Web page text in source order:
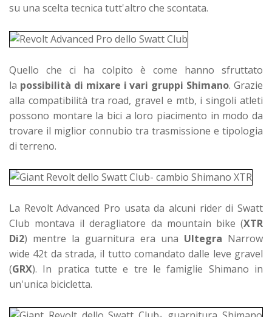
su una scelta tecnica tutt'altro che scontata.
Quello che ci ha colpito è come hanno sfruttato
la possibilità di mixare i vari gruppi Shimano. Grazie
alla compatibilità tra road, gravel e mtb, i singoli atleti
possono montare la bici a loro piacimento in modo da
trovare il miglior connubio tra trasmissione e tipologia
di terreno.
La Revolt Advanced Pro usata da alcuni rider di Swatt
Club montava il deragliatore da mountain bike (XTR
Di2) mentre la guarnitura era una Ultegra Narrow
wide 42t da strada, il tutto comandato dalle leve gravel
(GRX). In pratica tutte e tre le famiglie Shimano in
un'unica bicicletta.